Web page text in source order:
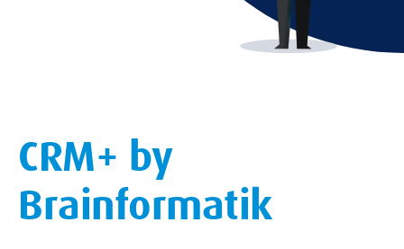
CRM+ by
Brainformatik